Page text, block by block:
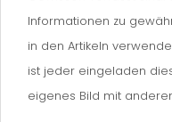
Informationen zu
in den Artikeln
ist jeder eingeladen
eigenes Bild mit